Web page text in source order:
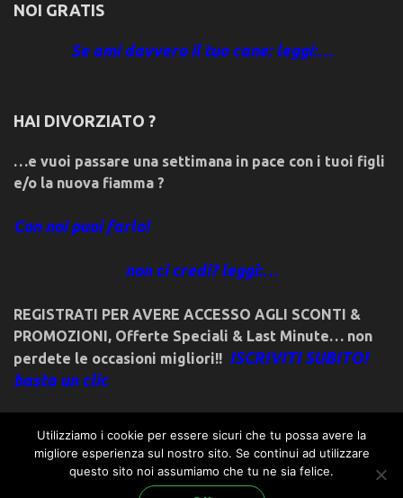
NOI GRATIS
Se ami davvero il tuo cane: leggi:…
HAI DIVORZIATO ?
…e vuoi passare una settimana in pace con i tuoi figli
e/o la nuova fiamma ?
Con noi puoi farlo!
non ci credi? leggi:…
REGISTRATI PER AVERE ACCESSO AGLI SCONTI &
PROMOZIONI, Offerte Speciali & Last Minute… non
perdete le occasioni migliori!! ISCRIVITI SUBITO!
basta un clic
© 2018friulivg.it. -*- By ST.GEORGE.DRAGONSLAYER LLC -*-
admin@st-george-dragonslayer.com
Utilizziamo i cookie per essere sicuri che tu possa avere la
migliore esperienza sul nostro sito. Se continui ad utilizzare
questo sito noi assumiamo che tu ne sia felice.